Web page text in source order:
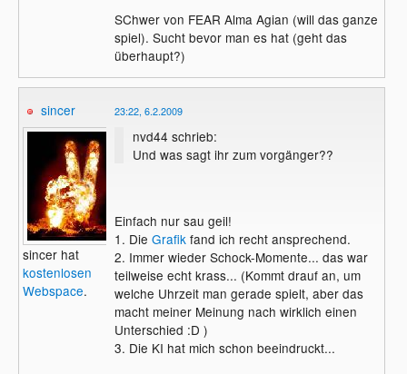
SChwer von FEAR Alma Agian (will das ganze
spiel). Sucht bevor man es hat (geht das
überhaupt?)
sincer
sincer hat
kostenlosen
Webspace.
23:22, 6.2.2009
nvd44 schrieb:
Und was sagt ihr zum vorgänger??
Einfach nur sau geil!
1. Die Grafikfand ich recht ansprechend.
2. Immer wieder Schock-Momente... das war
teilweise echt krass... (Kommt drauf an, um
welche Uhrzeit man gerade spielt, aber das
macht meiner Meinung nach wirklich einen
Unterschied :D )
3. Die KI hat mich schon beeindruckt...